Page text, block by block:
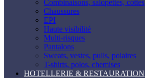
Combinaisons, salopettes, cottes
Chaussures
EPI
Haute visibilité
Multi-risques
Pantalons
Sweats, vestes, pulls, polaires
T-shirts, polos, chemises
HOTELLERIE & RESTAURATION